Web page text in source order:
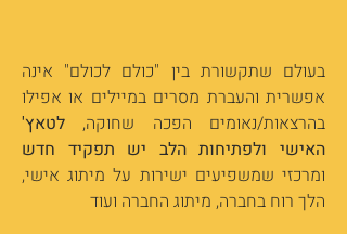
בעולם שתקשורת בין "כולם לכולם" אינה
אפשרית והעברת מסרים במיילים או אפילו
בהרצאות/נאומים הפכה שחוקה, לטאץ'
האישי ולפתיחות הלב יש תפקיד חדש
ומרכזי שמשפיעים ישירות על מיתוג אישי,
הלך רוח בחברה, מיתוג החברה ועוד